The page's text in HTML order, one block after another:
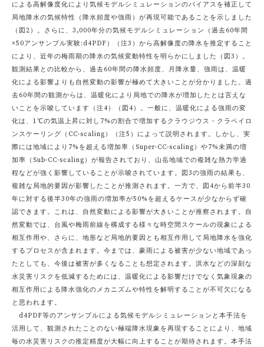
による高解像度化により気候モデルシミュレーションのバイアスを補正して
局地降水の気候特性（降水頻度や強雨）が再現可能であることを示しました
（図2）。さらに、3,000年分の気候モデルシミュレーション（過去60年間
×50アンサンブル実験:d4PDF）（注3）から高解像度の降水を推定すること
により、近年の梅雨期の降水の気候変動特性を明らかにしました（図3）。
観測結果との比較から、過去60年間の降水頻度、月降水量、強雨は、温暖
化による影響よりも自然変動の影響が極めて大きいことが分かりました。過
去60年間の観測からは、温暖化により局地での降水が増加したとは言えな
いことを示唆しています（注4）（図4）。一般に、温暖化による強雨の変
化は、1℃の気温上昇に対し7%の割合で増加するクラウジウス・クラペイロ
ンスケーリング（CC-scaling）（注5）によって説明されます。しかし、実
際には地域により7%を超える増加率（Super-CC-scaling）や7%未満の増
加率（Sub-CC-scaling）が報告されており、山岳地域での複雑な熱力学過
程などが強く影響していることが示唆されています。図3の強雨の結果も、
複雑な局地的要因が影響したことが推測されます。一方で、図4から前半30
年に対する後半30年の強雨の増加率が50%を超えるケースが少なからず確
認できます。これは、自然変動による影響が大きいことが推察されます。自
然変動では、台風や梅雨前線を構成する様々な時空間スケールの現象による
相互作用や、さらに、地形など局地的要因とも相互作用して局地降水を強化
するプロセスが含まれます。今までは、豪雨による被害が少ない地域であっ
たとしても、今後は被害が多くなることも想定されます。洪水などの深刻な
水災害リスクを低減するためには、温暖化による影響だけでなく気象現象の
相互作用による降水強化のメカニズムや特性を解明することが不可欠になる
と思われます。
d4PDF等のアンサンブルによる気候モデルシミュレーションと本手法を
活用して、観測されたことのない極端降水現象を再現することにより、地域
毎の水災害リスクの推定精度が大幅に向上することが期待されます。本手法